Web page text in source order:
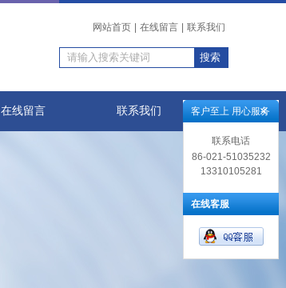
网站首页 在线留言 联系我们
在线留言 联系我们 客户至上 用心服务
联系电话
86-021-51035232
13310105281
在线客服